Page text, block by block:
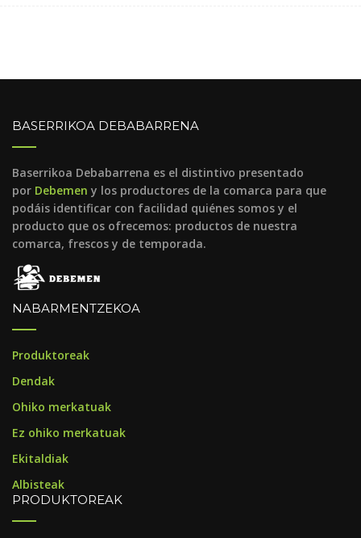
BASERRIKOA DEBABARRENA
Baserrikoa Debabarrena es el distintivo presentado
por Debemen y los productores de la comarca para que
podáis identificar con facilidad quiénes somos y el
producto que os ofrecemos: productos de nuestra
comarca, frescos y de temporada.
NABARMENTZEKOA
Produktoreak
Dendak
Ohiko merkatuak
Ez ohiko merkatuak
Ekitaldiak
Albisteak
PRODUKTOREAK